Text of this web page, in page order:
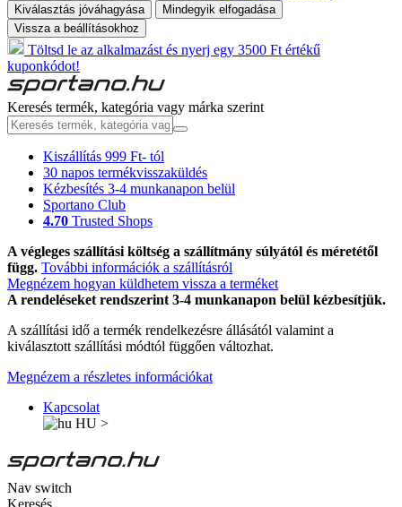
Kiválasztás jóváhagyása
Mindegyik elfogadása
Vissza a beállításokhoz
Töltsd le az alkalmazást és nyerj egy 3500 Ft értékű
kuponkódot!
Keresés termék, kategória vagy márka szerint
Kiszállítás 999 Ft- tól
30 napos termékvisszaküldés
Kézbesítés 3-4 munkanapon belül
Sportano Club
4.70 Trusted Shops
A végleges szállítási költség a szállítmány súlyától és méretétől
függ. További információk a szállításról
Megnézem hogyan küldhetem vissza a terméket
A rendeléseket rendszerint 3-4 munkanapon belül kézbesítjük.
A szállítási idő a termék rendelkezésre állásától valamint a
kiválasztott szállítási módtól függően változhat.
Megnézem a részletes információkat
Kapcsolat
HU >
Nav switch
Keresés